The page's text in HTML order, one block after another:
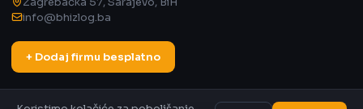
info@bhizlog.ba
+ Dodaj firmu besplatno